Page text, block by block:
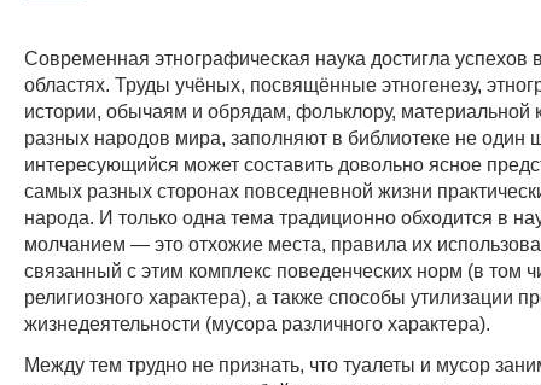
Современная этнографическая наука достигла успехов
областях. Труды учёных, посвящённые этногенезу,
истории, обычаям и обрядам, фольклору, материальной
разных народов мира, заполняют в библиотеке не один
интересующийся может составить довольно ясное
самых разных сторонах повседневной жизни
народа. И только одна тема традиционно обходится в
молчанием — это отхожие места, правила их
связанный с этим комплекс поведенческих норм (в том
религиозного характера), а также способы утилизации
жизнедеятельности (мусора различного характера).
Между тем трудно не признать, что туалеты и мусор